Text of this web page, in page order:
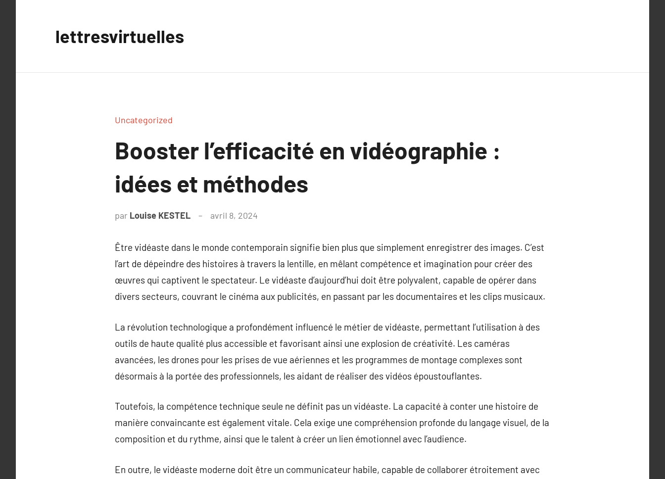
lettresvirtuelles
Uncategorized
Booster l’efficacité en vidéographie :
idées et méthodes
par Louise KESTEL avril 8, 2024
Être vidéaste dans le monde contemporain signifie bien plus que simplement enregistrer des images. C’est
l’art de dépeindre des histoires à travers la lentille, en mêlant compétence et imagination pour créer des
œuvres qui captivent le spectateur. Le vidéaste d’aujourd’hui doit être polyvalent, capable de opérer dans
divers secteurs, couvrant le cinéma aux publicités, en passant par les documentaires et les clips musicaux.
La révolution technologique a profondément influencé le métier de vidéaste, permettant l’utilisation à des
outils de haute qualité plus accessible et favorisant ainsi une explosion de créativité. Les caméras
avancées, les drones pour les prises de vue aériennes et les programmes de montage complexes sont
désormais à la portée des professionnels, les aidant de réaliser des vidéos époustouflantes.
Toutefois, la compétence technique seule ne définit pas un vidéaste. La capacité à conter une histoire de
manière convaincante est également vitale. Cela exige une compréhension profonde du langage visuel, de la
composition et du rythme, ainsi que le talent à créer un lien émotionnel avec l’audience.
En outre, le vidéaste moderne doit être un communicateur habile, capable de collaborer étroitement avec